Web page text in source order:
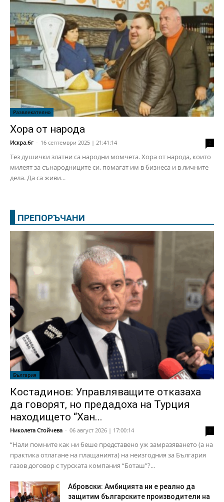
Развлекателно
Хора от народа
Искра.бг - 16 септември 2025 | 21:41:14
Тез душички златни са народни момчета. Хора от народа, които
милеят за сънародниците си, помагат им в бизнеса и в личните
дела. Да са живи...
ПРЕПОРЪЧАНИ
България
Костадинов: Управляващите отказаха
да говорят, но предадоха на Турция
находището “Хан...
Николета Стойчева - 06 август 2026 | 17:00:14
“Нали помните как ни беше представено уж замразяването (а на
практика отлагане на плащанията) на неизгодния за България
газов договор с турската компания “Боташ”?...
Абровски: Амбицията ни е реално да
защитим българските производители на